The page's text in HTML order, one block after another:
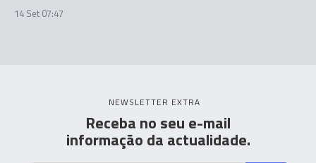
14 Set 07:47
NEWSLETTER EXTRA
Receba no seu e-mail
informação da actualidade.